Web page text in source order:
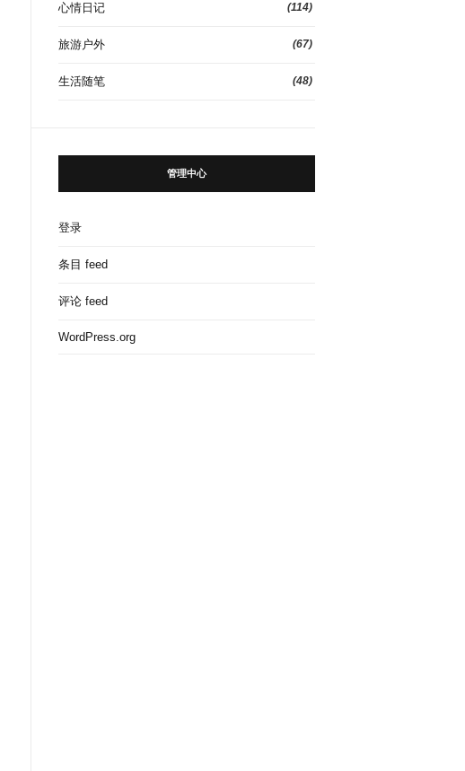
心情日记 (114)
旅游户外 (67)
生活随笔 (48)
管理中心
登录
条目 feed
评论 feed
WordPress.org